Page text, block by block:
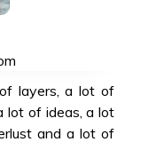
layers, a lot of
lot of ideas, a lot
and a lot of